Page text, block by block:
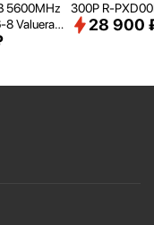
5600MHz
Valueram
CL46 288-
300P R-
28 900